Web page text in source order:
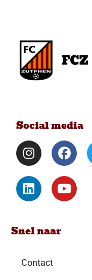
Social media
Snel naar
Contact